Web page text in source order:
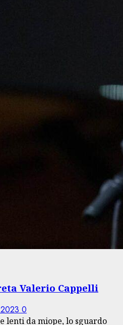
Valerio Cappelli
0
lenti da miope, lo sguardo